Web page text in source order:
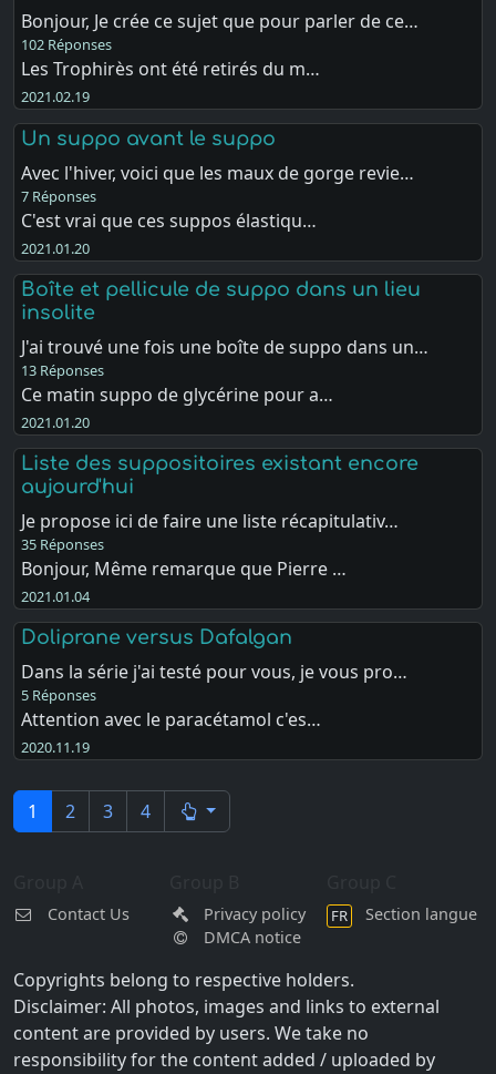
Bonjour, Je crée ce sujet que pour parler de ce…
102 Réponses
Les Trophirès ont été retirés du m…
2021.02.19
Un suppo avant le suppo
Avec l'hiver, voici que les maux de gorge revie…
7 Réponses
C'est vrai que ces suppos élastiqu…
2021.01.20
Boîte et pellicule de suppo dans un lieu
insolite
J'ai trouvé une fois une boîte de suppo dans un…
13 Réponses
Ce matin suppo de glycérine pour a…
2021.01.20
Liste des suppositoires existant encore
aujourd'hui
Je propose ici de faire une liste récapitulativ…
35 Réponses
Bonjour, Même remarque que Pierre …
2021.01.04
Doliprane versus Dafalgan
Dans la série j'ai testé pour vous, je vous pro…
5 Réponses
Attention avec le paracétamol c'es…
2020.11.19
1 2 3 4
Contact Us
Privacy policy
DMCA notice
FR Section langue
Copyrights belong to respective holders.
Disclaimer: All photos, images and links to external
content are provided by users. We take no
responsibility for the content added / uploaded by